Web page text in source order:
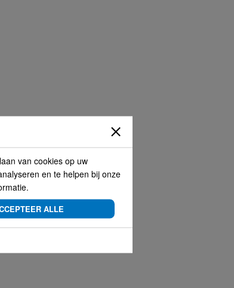
van cookies op uw
en te helpen bij onze
ALLE